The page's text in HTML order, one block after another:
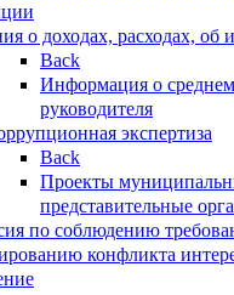
о доходах, расходах, об
Back
Информация о
руководителя
экспертиза
Back
Проекты
представительные
по соблюдению
конфликта